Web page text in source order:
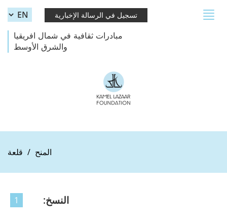
تسجيل في الرسالة الإخبارية
مبادرات ثقافية في شمال افريقيا
والشرق الأوسط
Toggle
المنح قلعة
النسخ: 1